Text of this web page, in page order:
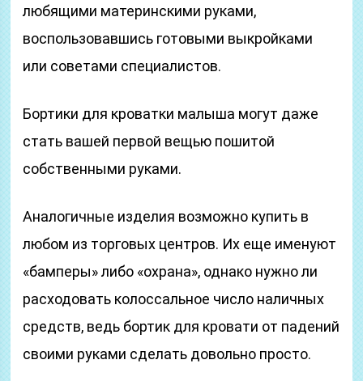
любящими материнскими руками,
воспользовавшись готовыми выкройками
или советами специалистов.
Бортики для кроватки малыша могут даже
стать вашей первой вещью пошитой
собственными руками.
Аналогичные изделия возможно купить в
любом из торговых центров. Их еще именуют
«бамперы» либо «охрана», однако нужно ли
расходовать колоссальное число наличных
средств, ведь бортик для кровати от падений
своими руками сделать довольно просто.